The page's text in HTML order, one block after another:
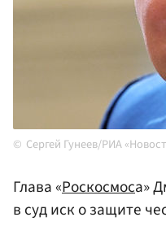
Сергей Гунеев/РИА
Глава «Роскосмоса»
в суд иск о защите